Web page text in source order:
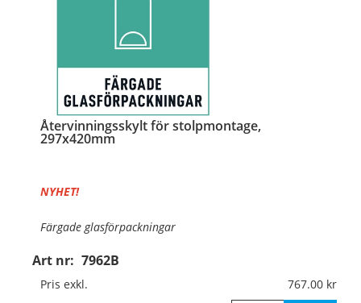
Återvinningsskylt för stolpmontage,
297x420mm
Art nr: 7962B
NYHET!
Färgade glasförpackningar
Material:Kantvikt aluminium, 2mm (stolpmontage)
Pris exkl. 767.00